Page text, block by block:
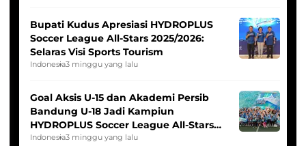
Bupati Kudus Apresiasi HYDROPLUS
Soccer League All-Stars 2025/2026:
Selaras Visi Sports Tourism
Indonesia3 minggu yang lalu
Goal Aksis U-15 dan Akademi Persib
Bandung U-18 Jadi Kampiun
HYDROPLUS Soccer League All-Stars
2025/2026
Indonesia3 minggu yang lalu